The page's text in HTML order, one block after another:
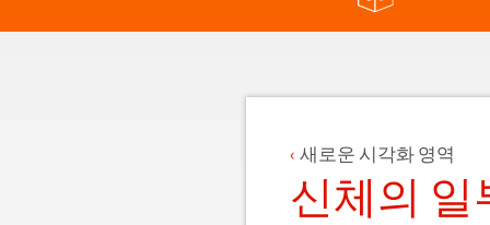
새로운 시각화 영역
신체의 일